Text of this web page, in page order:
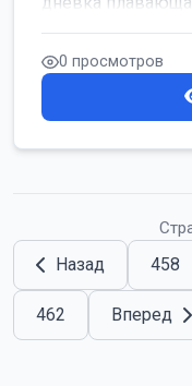
работать б...
0 просмотров
Назад 458
462 Вперед